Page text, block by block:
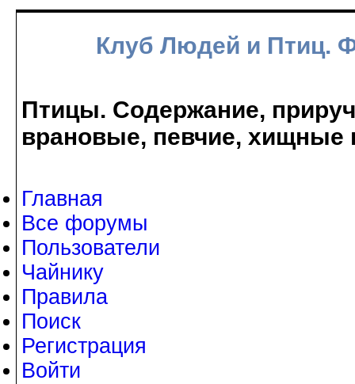
Клуб Людей и Птиц.
Птицы. Содержание,
врановые, певчие, хищные
Главная
Все форумы
Пользователи
Чайнику
Правила
Поиск
Регистрация
Войти